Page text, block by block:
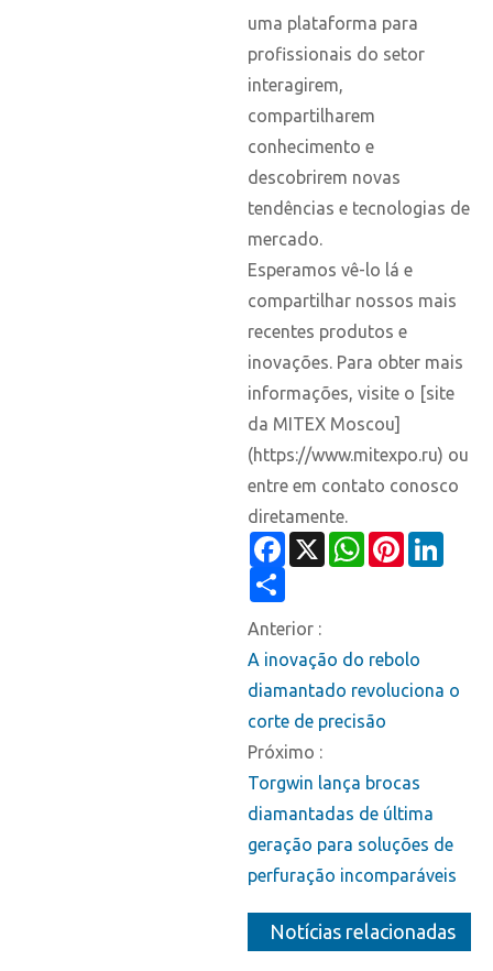
uma plataforma para
profissionais do setor
interagirem,
compartilharem
conhecimento e
descobrirem novas
tendências e tecnologias de
mercado.
Esperamos vê-lo lá e
compartilhar nossos mais
recentes produtos e
inovações. Para obter mais
informações, visite o [site
da MITEX Moscou]
(https://www.mitexpo.ru) ou
entre em contato conosco
diretamente.
Facebook
X WhatsAppPinterest
Anterior :
A inovação do rebolo
diamantado revoluciona o
corte de precisão
Próximo :
Torgwin lança brocas
diamantadas de última
geração para soluções de
perfuração incomparáveis
Notícias relacionadas